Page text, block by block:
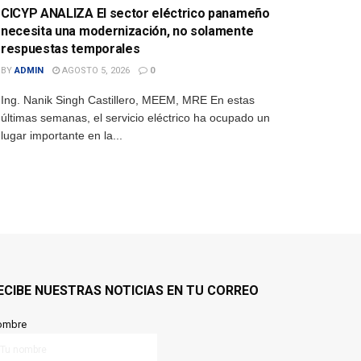
CICYP ANALIZA El sector eléctrico panameño
necesita una modernización, no solamente
respuestas temporales
BY ADMIN AGOSTO 5, 2026 0
Ing. Nanik Singh Castillero, MEEM, MRE En estas
últimas semanas, el servicio eléctrico ha ocupado un
lugar importante en la...
NUESTRAS NOTICIAS EN TU CORREO